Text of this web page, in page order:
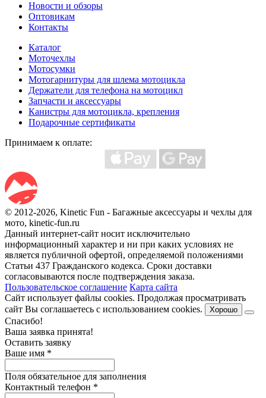
Новости и обзоры
Оптовикам
Контакты
Каталог
Моточехлы
Мотосумки
Мотогарнитуры для шлема мотоцикла
Держатели для телефона на мотоцикл
Запчасти и аксессуары
Канистры для мотоцикла, крепления
Подарочные сертификаты
Принимаем к оплате:
© 2012-2026, Kinetic Fun - Багажные аксессуары и чехлы для
мото, kinetic-fun.ru
Данный интернет-сайт носит исключительно
информационный характер и ни при каких условиях не
является публичной офертой, определяемой положениями
Статьи 437 Гражданского кодекса. Сроки доставки
согласовываются после подтверждения заказа.
Пользовательское соглашение Карта сайта
Сайт использует файлы cookies. Продолжая просматривать
сайт Вы соглашаетесь с использованием cookies.
Хорошо
Спасибо!
Ваша заявка принята!
Оставить заявку
Ваше имя *
Поля обязательное для заполнения
Контактный телефон *